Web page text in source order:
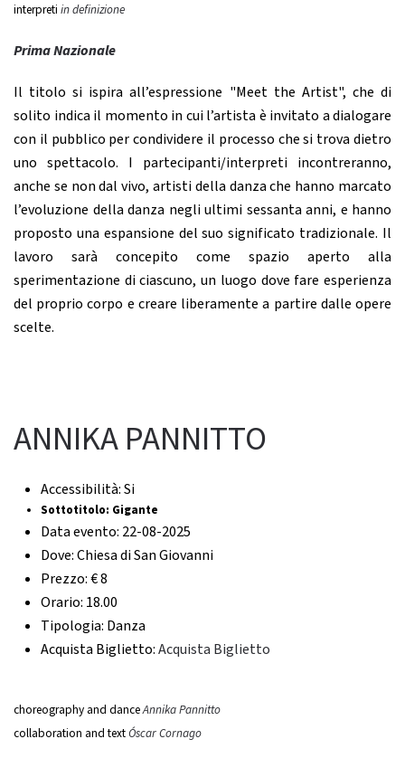
interpreti in definizione
Prima Nazionale
Il titolo si ispira all’espressione "Meet the Artist", che di
solito indica il momento in cui l’artista è invitato a dialogare
con il pubblico per condividere il processo che si trova dietro
uno spettacolo. I partecipanti/interpreti incontreranno,
anche se non dal vivo, artisti della danza che hanno marcato
l’evoluzione della danza negli ultimi sessanta anni, e hanno
proposto una espansione del suo significato tradizionale. Il
lavoro sarà concepito come spazio aperto alla
sperimentazione di ciascuno, un luogo dove fare esperienza
del proprio corpo e creare liberamente a partire dalle opere
scelte.
ANNIKA PANNITTO
Accessibilità:Si
Sottotitolo: Gigante
Data evento: 22-08-2025
Dove:Chiesa di San Giovanni
Prezzo:€ 8
Orario: 18.00
Tipologia: Danza
Acquista Biglietto:Acquista Biglietto
choreography and danceAnnika Pannitto
collaboration and textÓscar Cornago